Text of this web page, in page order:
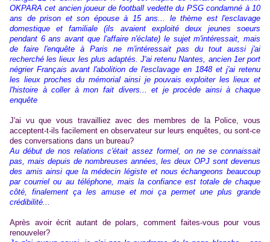
OKPARA cet ancien joueur de football vedette du PSG condamné à 10
ans de prison et son épouse à 15 ans... le thème est l'esclavage
domestique et familiale (ils avaient exploité deux jeunes soeurs
pendant 6 ans avant que l'affaire n'éclate) le sujet m'intéressait, mais
de faire l'enquête à Paris ne m'intéressait pas du tout aussi j'ai
recherché les lieux les plus adaptés. J'ai retenu Nantes, ancien 1er port
négrier Français avant l'abolition de l'esclavage en 1848 et j'ai retenu
les lieux proches du mémorial ainsi je pouvais exploiter les lieux et
l'histoire à coller à mon fait divers... et je procède ainsi à chaque
enquête
J'ai vu que vous travailliez avec des membres de la Police, vous
acceptent-t-ils facilement en observateur sur leurs enquêtes, ou sont-ce
des conversations dans un bureau?
Au début de nos relations c'était assez formel, on ne se connaissait
pas, mais depuis de nombreuses années, les deux OPJ sont devenus
des amis ainsi que la médecin légiste et nous échangeons beaucoup
par courriel ou au téléphone, mais la confiance est totale de chaque
côté, finalement ça les amuse et moi ça permet une plus grande
crédibilité...
Après avoir écrit autant de polars, comment faites-vous pour vous
renouveler?